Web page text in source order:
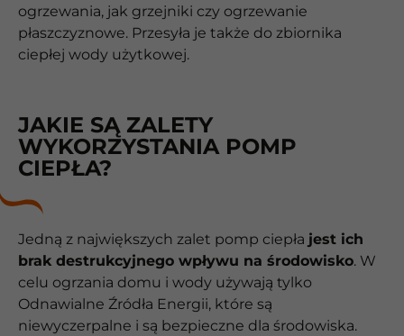
ogrzewania, jak grzejniki czy ogrzewanie
płaszczyznowe. Przesyła je także do zbiornika
ciepłej wody użytkowej.
JAKIE SĄ ZALETY
WYKORZYSTANIA POMP
CIEPŁA?
Jedną z największych zalet pomp ciepła jest ich
brak destrukcyjnego wpływu na środowisko. W
celu ogrzania domu i wody używają tylko
Odnawialne Źródła Energii, które są
niewyczerpalne i są bezpieczne dla środowiska.